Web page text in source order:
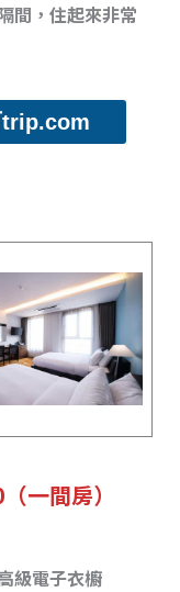
間，住起來非常
trip.com
一間房）
級電子衣櫥